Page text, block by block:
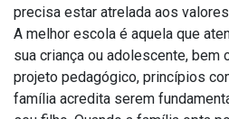
precisa estar atrelada aos
A melhor escola é aquela que
sua criança ou adolescente, bem
projeto pedagógico, princípios
família acredita serem